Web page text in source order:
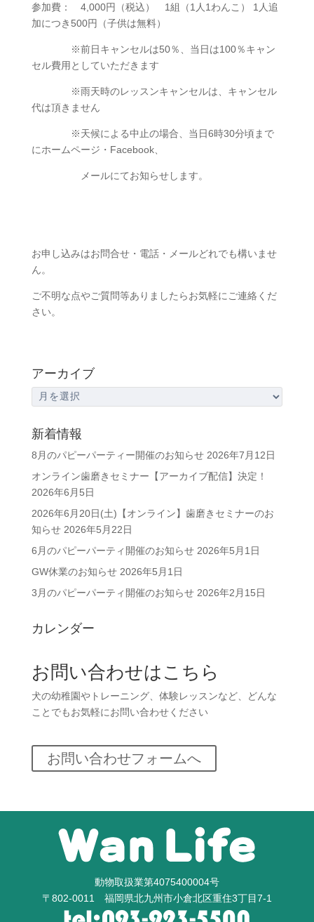
参加費： 4,000円（税込） 1組（1人1わんこ） 1人追
加につき500円（子供は無料）
※前日キャンセルは50％、当日は100％キャン
セル費用としていただきます
※雨天時のレッスンキャンセルは、キャンセル
代は頂きません
※天候による中止の場合、当日6時30分頃まで
にホームページ・Facebook、
メールにてお知らせします。
お申し込みはお問合せ・電話・メールどれでも構いませ
ん。
ご不明な点やご質問等ありましたらお気軽にご連絡くだ
さい。
アーカイブ
ー
カ
イ
ブ
新着情報
8月のパピーパーティー開催のお知らせ 2026年7月12日
オンライン歯磨きセミナー【アーカイブ配信】決定！
2026年6月5日
2026年6月20日(土)【オンライン】歯磨きセミナーのお
知らせ 2026年5月22日
6月のパピーパーティ開催のお知らせ 2026年5月1日
GW休業のお知らせ 2026年5月1日
3月のパピーパーティ開催のお知らせ 2026年2月15日
カレンダー
お問い合わせはこちら
犬の幼稚園やトレーニング、体験レッスンなど、どんな
ことでもお気軽にお問い合わせください
お問い合わせフォームへ
動物取扱業第4075400004号
〒802-0011 福岡県北九州市小倉北区重住3丁目7-1